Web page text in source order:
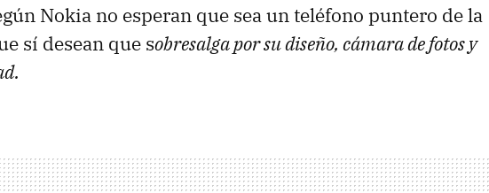
Nokia no esperan que sea un teléfono puntero de la
sí desean que sobresalga por su diseño, cámara de fotos y